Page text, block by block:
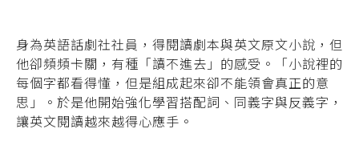
身為英語話劇社社員，得閱讀劇本與英文原文小說，但
他卻頻頻卡關，有種「讀不進去」的感受。「小說裡的
每個字都看得懂，但是組成起來卻不能領會真正的意
思」。於是他開始強化學習搭配詞、同義字與反義字，
讓英文閱讀越來越得心應手。